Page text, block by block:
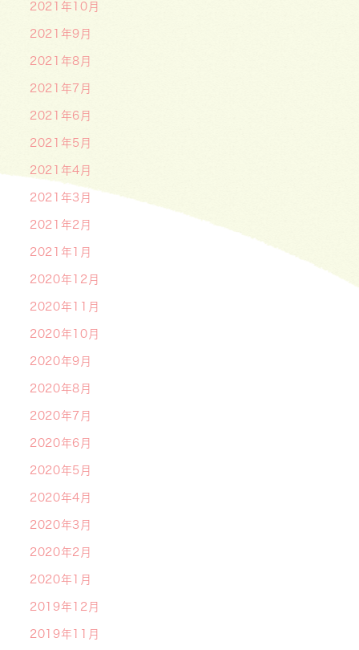
2021年10月
2021年9月
2021年8月
2021年7月
2021年6月
2021年5月
2021年4月
2021年3月
2021年2月
2021年1月
2020年12月
2020年11月
2020年10月
2020年9月
2020年8月
2020年7月
2020年6月
2020年5月
2020年4月
2020年3月
2020年2月
2020年1月
2019年12月
2019年11月